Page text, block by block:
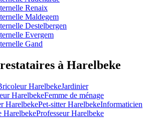
Renaix
Maldegem
Destelbergen
Evergem
Gand
à Harelbeke
HarelbekeJardinier
HarelbekeFemme de ménage
HarelbekePet-sitter HarelbekeInformaticien
HarelbekeProfesseur Harelbeke